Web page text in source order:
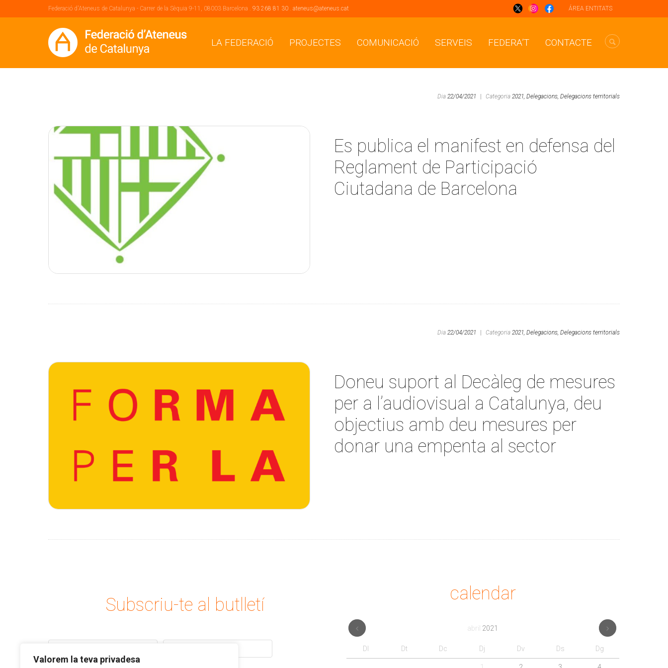
Valorem la teva privadesa
ÁREA ENTITATS
Federació d'Ateneus de Catalunya - Carrer de la Sèquia 9-11, 08003 Barcelona . 93 268 81 30 . ateneus@ateneus.cat
LA FEDERACIÓ PROJECTES COMUNICACIÓ SERVEIS FEDERA’T CONTACTE
Dia 22/04/2021 Categoria 2021, Delegacions, Delegacions territorials
Es publica el manifest en defensa del
Reglament de Participació
Ciutadana de Barcelona
Dia 22/04/2021 | Categoria 2021, Delegacions, Delegacions territorials
Doneu suport al Decàleg de mesures
per a l’audiovisual a Catalunya, deu
objectius amb deu mesures per
donar una empenta al sector
Subscriu-te al butlletí
calendar
abril 2021
Dl Dt Dc Dj Dv Ds Dg